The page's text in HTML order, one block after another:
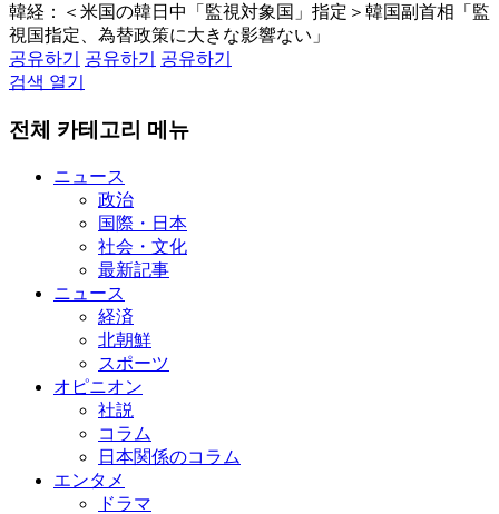
韓経：＜米国の韓日中「監視対象国」指定＞韓国副首相「監
視国指定、為替政策に大きな影響ない」
공유하기
공유하기
공유하기
검색 열기
전체 카테고리 메뉴
ニュース
政治
国際・日本
社会・文化
最新記事
ニュース
経済
北朝鮮
スポーツ
オピニオン
社説
コラム
日本関係のコラム
エンタメ
ドラマ